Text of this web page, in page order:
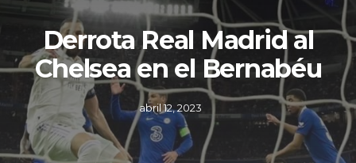
Derrota Real Madrid al
Chelsea en el Bernabéu
abril 12, 2023